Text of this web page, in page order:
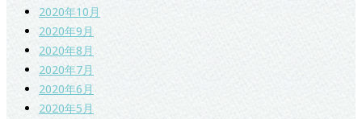
2020年10月
2020年9月
2020年8月
2020年7月
2020年6月
2020年5月